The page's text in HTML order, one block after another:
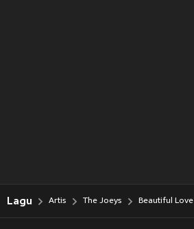
Lagu Artis The Joeys Beautiful Love